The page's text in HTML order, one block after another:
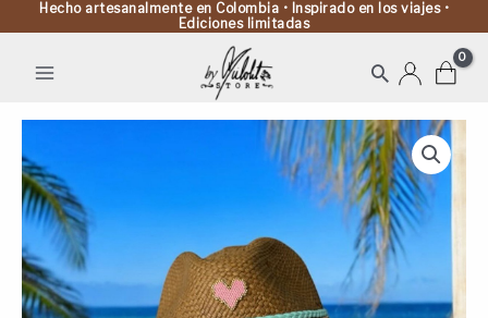
Hecho artesanalmente en Colombia • Inspirado en los viajes •
Ediciones limitadas
Buscar
Café
Tessel
cantidad